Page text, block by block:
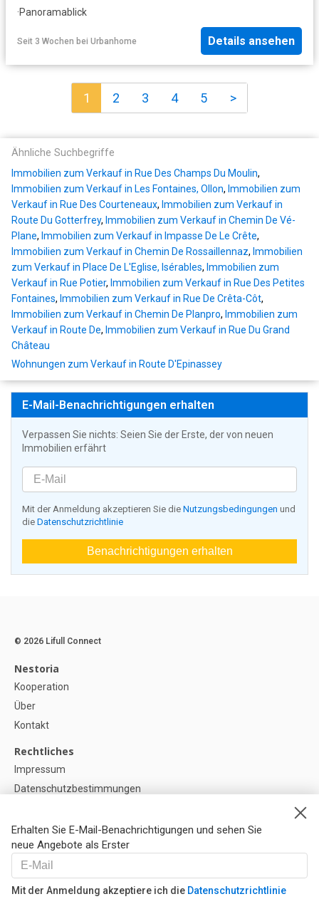
·Panoramablick
Seit 3 Wochen bei Urbanhome Details ansehen
1 2 3 4 5 >
Ähnliche Suchbegriffe
Immobilien zum Verkauf in Rue Des Champs Du Moulin,
Immobilien zum Verkauf in Les Fontaines, Ollon, Immobilien zum
Verkauf in Rue Des Courteneaux, Immobilien zum Verkauf in
Route Du Gotterfrey, Immobilien zum Verkauf in Chemin De Vé-
Plane, Immobilien zum Verkauf in Impasse De Le Crête,
Immobilien zum Verkauf in Chemin De Rossaillennaz, Immobilien
zum Verkauf in Place De L'Eglise, Isérables, Immobilien zum
Verkauf in Rue Potier, Immobilien zum Verkauf in Rue Des Petites
Fontaines, Immobilien zum Verkauf in Rue De Crêta-Côt,
Immobilien zum Verkauf in Chemin De Planpro, Immobilien zum
Verkauf in Route De, Immobilien zum Verkauf in Rue Du Grand
Château
Wohnungen zum Verkauf in Route D'Epinassey
E-Mail-Benachrichtigungen erhalten
Verpassen Sie nichts: Seien Sie der Erste, der von neuen
Immobilien erfährt
Mit der Anmeldung akzeptieren Sie die Nutzungsbedingungen und
die Datenschutzrichtlinie
Benachrichtigungen erhalten
Erhalten Sie E-Mail-Benachrichtigungen und sehen Sie
neue Angebote als Erster
Mit der Anmeldung akzeptiere ich die Datenschutzrichtlinie
© 2026 Lifull Connect
Nestoria
Kooperation
Über
Kontakt
Rechtliches
Impressum
Datenschutzbestimmungen
Cookie-Einstellunge
Hilfe
FAQ
Unsere Partner